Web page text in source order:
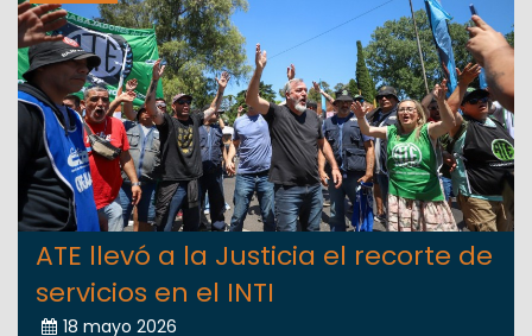
ATE llevó a la Justicia el recorte de
servicios en el INTI
18 mayo 2026